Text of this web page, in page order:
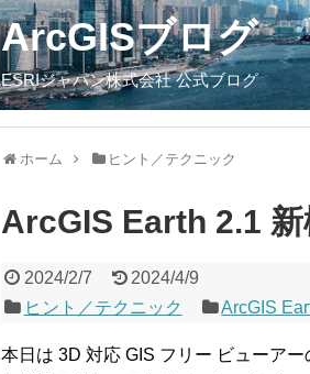
ArcGISブログ
ESRIジャパン株式会社 公式ブログ
ホーム ヒント／テクニック
ArcGIS Earth 2.1
2024/2/7
2024/4/9
ヒント／テクニック
ArcGIS
本日は 3D 対応 GIS フリー ビューア